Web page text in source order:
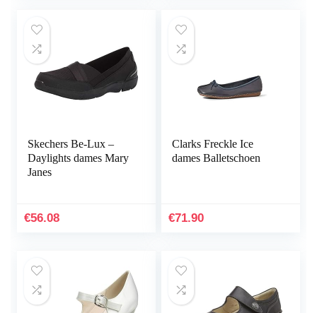
Skechers Be-Lux –
Daylights dames Mary
Janes
€56.08
Clarks Freckle Ice
dames Balletschoen
€71.90